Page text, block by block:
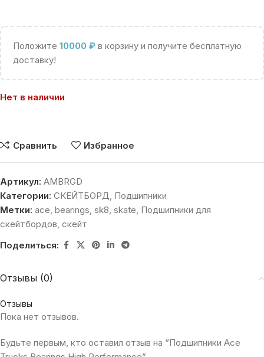
Положите 10000 ₽ в корзину и получите бесплатную
доставку!
Нет в наличии
Сравнить Избранное
Артикул: AMBRGD
Категории: СКЕЙТБОРД, Подшипники
Метки: ace, bearings, sk8, skate, Подшипники для
скейтбордов, скейт
Поделиться:
Отзывы (0)
Отзывы
Пока нет отзывов.
Будьте первым, кто оставил отзыв на “Подшипники Ace